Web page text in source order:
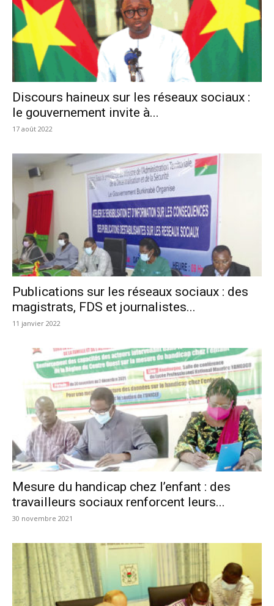
Discours haineux sur les réseaux sociaux :
le gouvernement invite à...
17 août 2022
Publications sur les réseaux sociaux : des
magistrats, FDS et journalistes...
11 janvier 2022
Mesure du handicap chez l’enfant : des
travailleurs sociaux renforcent leurs...
30 novembre 2021